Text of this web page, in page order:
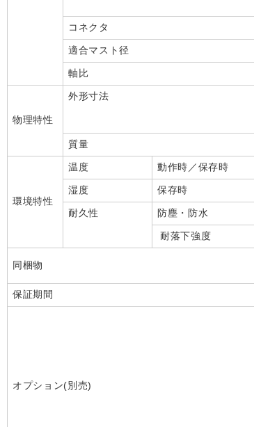
コネクタ
適合マスト径
軸比
物理特性
外形寸法
質量
環境特性
温度 動作時／保存時
湿度 保存時
耐久性 防塵・防水
耐落下強度
同梱物
保証期間
オプション(別売)